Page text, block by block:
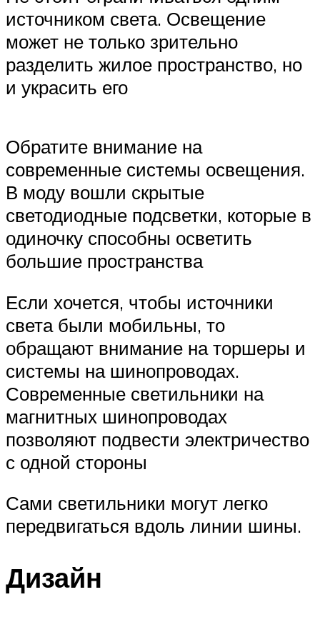
источником света. Освещение
может не только зрительно
разделить жилое пространство, но
и украсить его
Обратите внимание на
современные системы освещения.
В моду вошли скрытые
светодиодные подсветки, которые в
одиночку способны осветить
большие пространства
Если хочется, чтобы источники
света были мобильны, то
обращают внимание на торшеры и
системы на шинопроводах.
Современные светильники на
магнитных шинопроводах
позволяют подвести электричество
с одной стороны
Сами светильники могут легко
передвигаться вдоль линии шины.
Дизайн